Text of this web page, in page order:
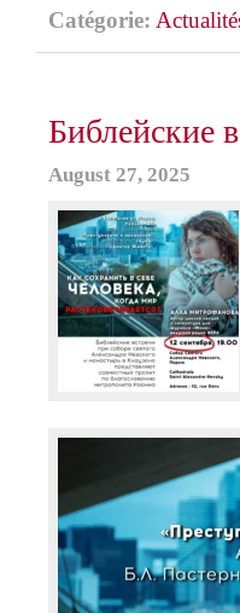
Catégorie:
Библейские
August 27, 2025